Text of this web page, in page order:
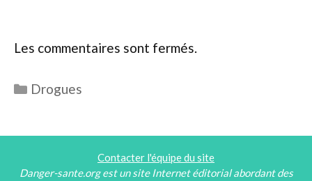
Les commentaires sont fermés.
Catégories
Drogues
Contacter l'équipe du site
Danger-sante.org est un site Internet éditorial abordant des